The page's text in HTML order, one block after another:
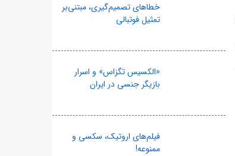
خطاهای تصمیم‌گیری، مبتنی‌بر
تمثیل فوتبالی
«الکسیس تگزاس» و اسرار
بازیگر جنسی در ایران
فیلم‌های اروتیک، سکسی و
ممنوعه!